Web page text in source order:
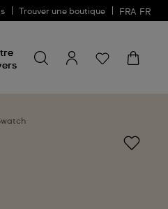
Trouver une boutique FRA FR
un
produit